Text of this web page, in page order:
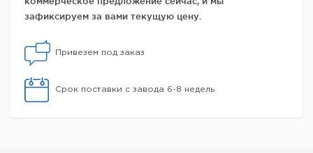
зафиксируем за вами текущую цену.
Привезем под заказ
Срок поставки с завода 6-8 недель